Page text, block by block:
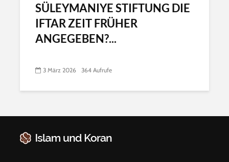
SÜLEYMANIYE STIFTUNG DIE
IFTAR ZEIT FRÜHER
ANGEGEBEN?...
3 März 2026 364 Aufrufe